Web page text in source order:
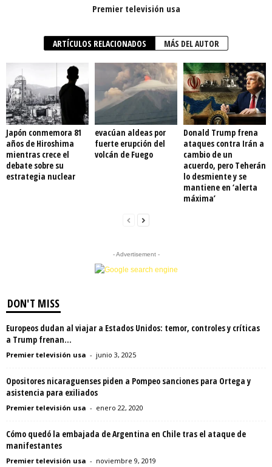
Premier televisión usa
ARTÍCULOS RELACIONADOS MÁS DEL AUTOR
Japón conmemora 81
años de Hiroshima
mientras crece el
debate sobre su
estrategia nuclear
evacúan aldeas por
fuerte erupción del
volcán de Fuego
Donald Trump frena
ataques contra Irán a
cambio de un
acuerdo, pero Teherán
lo desmiente y se
mantiene en ‘alerta
máxima’
- Advertisement -
DON'T MISS
Europeos dudan al viajar a Estados Unidos: temor, controles y críticas
a Trump frenan...
Premier televisión usa - junio 3, 2025
Opositores nicaraguenses piden a Pompeo sanciones para Ortega y
asistencia para exiliados
Premier televisión usa - enero 22, 2020
Cómo quedó la embajada de Argentina en Chile tras el ataque de
manifestantes
Premier televisión usa - noviembre 9, 2019